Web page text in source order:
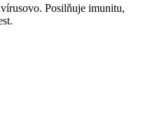
Posilňuje imunitu,